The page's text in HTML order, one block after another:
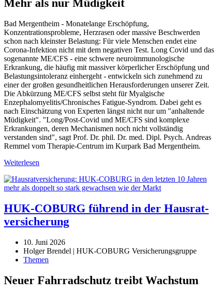
Mehr als nur Müdigkeit
Bad Mergentheim - Monatelange Erschöpfung,
Konzentrationsprobleme, Herzrasen oder massive Beschwerden
schon nach kleinster Belastung: Für viele Menschen endet eine
Corona-Infektion nicht mit dem negativen Test. Long Covid und das
sogenannte ME/CFS - eine schwere neuroimmunologische
Erkrankung, die häufig mit massiver körperlicher Erschöpfung und
Belastungsintoleranz einhergeht - entwickeln sich zunehmend zu
einer der großen gesundheitlichen Herausforderungen unserer Zeit.
Die Abkürzung ME/CFS selbst steht für Myalgische
Enzephalomyelitis/Chronisches Fatigue-Syndrom. Dabei geht es
nach Einschätzung von Experten längst nicht nur um "anhaltende
Müdigkeit". "Long/Post-Covid und ME/CFS sind komplexe
Erkrankungen, deren Mechanismen noch nicht vollständig
verstanden sind", sagt Prof. Dr. phil. Dr. med. Dipl. Psych. Andreas
Remmel vom Therapie-Centrum im Kurpark Bad Mergentheim.
Weiterlesen
HUK-COBURG führend in der Hausrat­
versicherung
10. Juni 2026
Holger Brendel | HUK-COBURG Versicherungsgruppe
Themen
Neuer Fahrradschutz treibt Wachstum